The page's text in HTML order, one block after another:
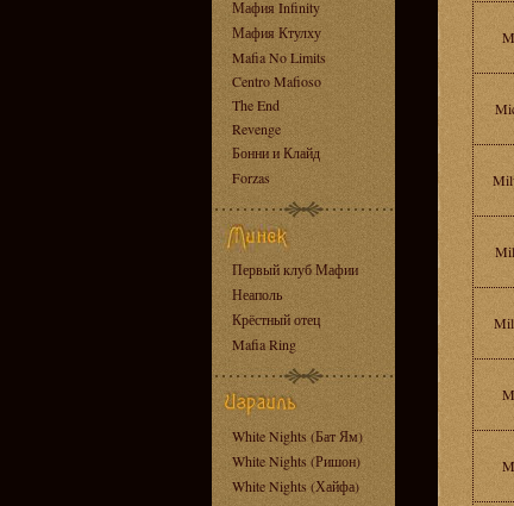
Мафия Infinity
Мафия Ктулху
Mafia No Limits
Centro Mafioso
The End
Revenge
Бонни и Клайд
Forzas
Первый клуб Мафии
Неаполь
Крёстный отец
Mafia Ring
White Nights (Бат Ям)
White Nights (Ришон)
White Nights (Хайфа)